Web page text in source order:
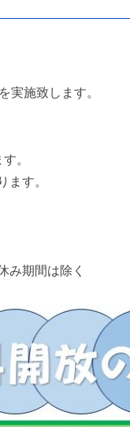
実施致します。
。
ます。
み期間は除く